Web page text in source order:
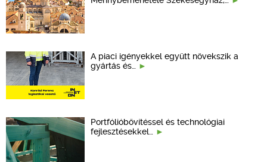
A piaci igényekkel együtt növekszik a
gyártás és…
Portfólióbővítéssel és technológiai
fejlesztésekkel…